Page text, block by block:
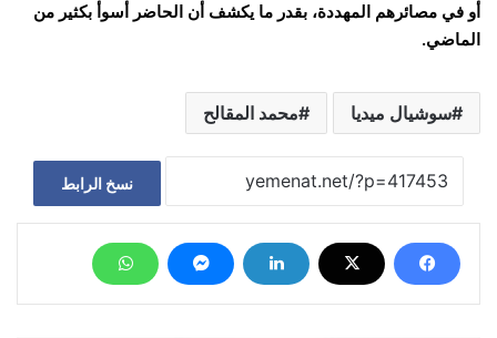
أو في مصائرهم المهددة، بقدر ما يكشف أن الحاضر أسوأ بكثير من
الماضي.
سوشيال ميديا محمد المقالح
نسخ الرابط